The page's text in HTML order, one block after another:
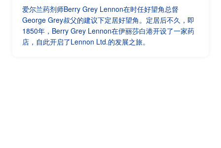
爱尔兰药剂师Berry Grey Lennon在时任好望角总督
George Grey叔父的建议下定居好望角。定居后不久，即
1850年，Berry Grey Lennon在伊丽莎白港开设了一家药
店，自此开启了Lennon Ltd.的发展之旅。